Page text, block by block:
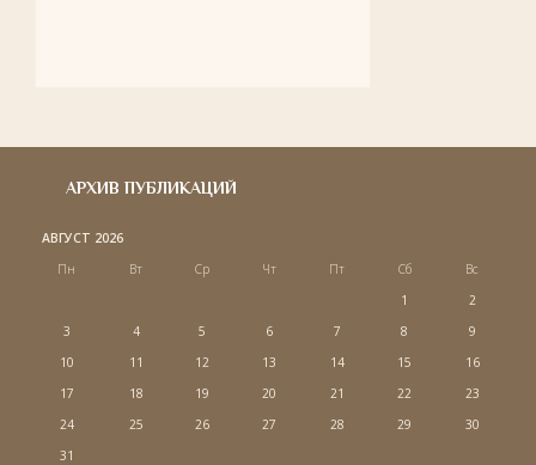
АРХИВ ПУБЛИКАЦИЙ
АВГУСТ 2026
Пн
Вт Ср Чт Пт Сб
Вс
1
2
3
4 5 6 7 8
9
10
11 12 13 14 15
16
17
18 19 20 21 22
23
24
25 26 27 28 29
30
31